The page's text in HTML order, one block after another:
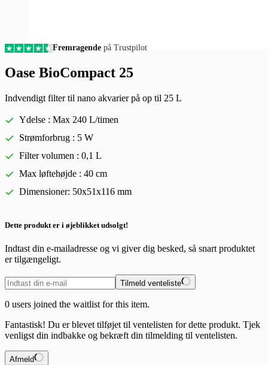
Fremragendepå Trustpilot
Oase BioCompact 25
Indvendigt filter til nano akvarier på op til 25 L
Ydelse : Max 240 L/timen
Strømforbrug : 5 W
Filter volumen : 0,1 L
Max løftehøjde : 40 cm
Dimensioner: 50x51x116 mm
Dette produkt er i øjeblikket udsolgt!
Indtast din e-mailadresse og vi giver dig besked, så snart produktet
er tilgængeligt.
Tilmeld venteliste
0 users joined the waitlist for this item.
Fantastisk! Du er blevet tilføjet til ventelisten for dette produkt. Tjek
venligst din indbakke og bekræft din tilmelding til ventelisten.
Afmeld